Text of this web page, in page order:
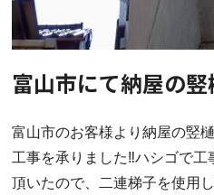
富山市にて納屋の
富山市のお客様より納屋の竪
工事を承りました‼️ハシゴで
頂いたので、二連梯子を使用